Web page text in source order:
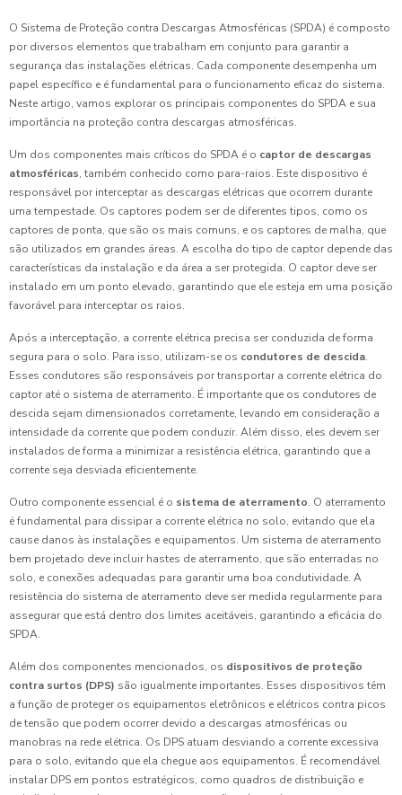
O Sistema de Proteção contra Descargas Atmosféricas (SPDA) é composto
por diversos elementos que trabalham em conjunto para garantir a
segurança das instalações elétricas. Cada componente desempenha um
papel específico e é fundamental para o funcionamento eficaz do sistema.
Neste artigo, vamos explorar os principais componentes do SPDA e sua
importância na proteção contra descargas atmosféricas.
Um dos componentes mais críticos do SPDA é o captor de descargas
atmosféricas, também conhecido como para-raios. Este dispositivo é
responsável por interceptar as descargas elétricas que ocorrem durante
uma tempestade. Os captores podem ser de diferentes tipos, como os
captores de ponta, que são os mais comuns, e os captores de malha, que
são utilizados em grandes áreas. A escolha do tipo de captor depende das
características da instalação e da área a ser protegida. O captor deve ser
instalado em um ponto elevado, garantindo que ele esteja em uma posição
favorável para interceptar os raios.
Após a interceptação, a corrente elétrica precisa ser conduzida de forma
segura para o solo. Para isso, utilizam-se os condutores de descida.
Esses condutores são responsáveis por transportar a corrente elétrica do
captor até o sistema de aterramento. É importante que os condutores de
descida sejam dimensionados corretamente, levando em consideração a
intensidade da corrente que podem conduzir. Além disso, eles devem ser
instalados de forma a minimizar a resistência elétrica, garantindo que a
corrente seja desviada eficientemente.
Outro componente essencial é o sistema de aterramento. O aterramento
é fundamental para dissipar a corrente elétrica no solo, evitando que ela
cause danos às instalações e equipamentos. Um sistema de aterramento
bem projetado deve incluir hastes de aterramento, que são enterradas no
solo, e conexões adequadas para garantir uma boa condutividade. A
resistência do sistema de aterramento deve ser medida regularmente para
assegurar que está dentro dos limites aceitáveis, garantindo a eficácia do
SPDA.
Além dos componentes mencionados, os dispositivos de proteção
contra surtos (DPS) são igualmente importantes. Esses dispositivos têm
a função de proteger os equipamentos eletrônicos e elétricos contra picos
de tensão que podem ocorrer devido a descargas atmosféricas ou
manobras na rede elétrica. Os DPS atuam desviando a corrente excessiva
para o solo, evitando que ela chegue aos equipamentos. É recomendável
instalar DPS em pontos estratégicos, como quadros de distribuição e